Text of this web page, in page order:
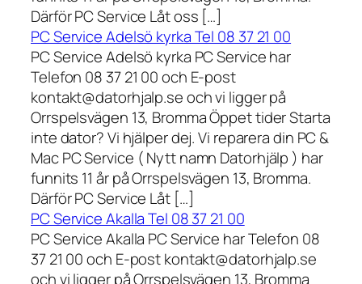
Därför PC Service Låt oss […]
PC Service Adelsö kyrka Tel 08 37 21 00
PC Service Adelsö kyrka PC Service har
Telefon 08 37 21 00 och E-post
kontakt@datorhjalp.se och vi ligger på
Orrspelsvägen 13, Bromma Öppet tider Starta
inte dator? Vi hjälper dej. Vi reparera din PC &
Mac PC Service ( Nytt namn Datorhjälp ) har
funnits 11 år på Orrspelsvägen 13, Bromma.
Därför PC Service Låt […]
PC Service Akalla Tel 08 37 21 00
PC Service Akalla PC Service har Telefon 08
37 21 00 och E-post kontakt@datorhjalp.se
och vi ligger på Orrspelsvägen 13, Bromma